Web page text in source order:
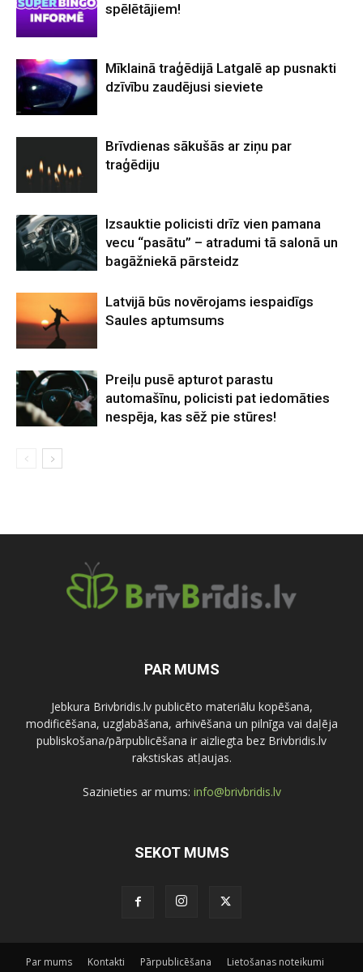
spēlētājiem!
Mīklainā traģēdijā Latgalē ap pusnakti
dzīvību zaudējusi sieviete
Brīvdienas sākušās ar ziņu par
traģēdiju
Izsauktie policisti drīz vien pamana
vecu “pasātu” – atradumi tā salonā un
bagāžniekā pārsteidz
Latvijā būs novērojams iespaidīgs
Saules aptumsums
Preiļu pusē apturot parastu
automašīnu, policisti pat iedomāties
nespēja, kas sēž pie stūres!
PAR MUMS
Jebkura Brivbridis.lv publicēto materiālu kopēšana,
modificēšana, uzglabāšana, arhivēšana un pilnīga vai daļēja
publiskošana/pārpublicēšana ir aizliegta bez Brivbridis.lv
rakstiskas atļaujas.
Sazinieties ar mums: info@brivbridis.lv
SEKOT MUMS
Par mums Kontakti Pārpublicēšana
Lietošanas noteikumi